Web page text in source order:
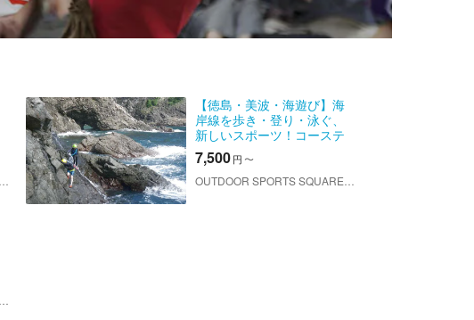
【徳島・美波・海遊び】海
岸線を歩き・登り・泳ぐ、
新しいスポーツ！コーステ
アリング
7,500円 〜